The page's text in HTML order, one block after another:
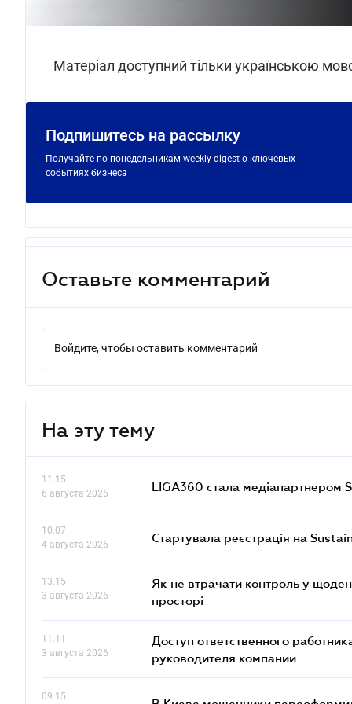
Матеріал доступний тільки українською
Подпишитесь на рассылку
Получайте по понедельникам weekly-digest о ключевых
событиях бизнеса
Оставьте комментарий
Войдите, чтобы оставить комментарий
На эту тему
11.15
6 августа 2026
LIGA360 стала
10.07
4 августа 2026
Стартувала реєстрація на
13.15
3 августа 2026
Як не втрачати контроль у
просторі
11.11
3 августа 2026
Доступ ответственного
руководителя компании
09.15